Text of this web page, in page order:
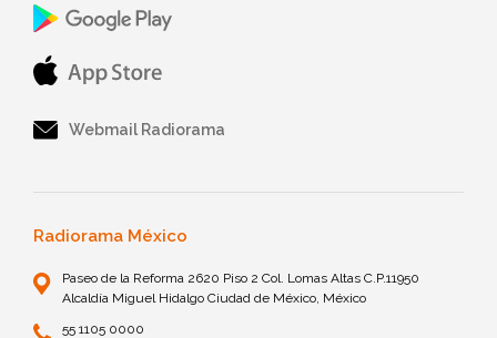
Webmail Radiorama
Radiorama México
Paseo de la Reforma 2620 Piso 2 Col. Lomas Altas C.P.11950
Alcaldía Miguel Hidalgo Ciudad de México, México
55 1105 0000